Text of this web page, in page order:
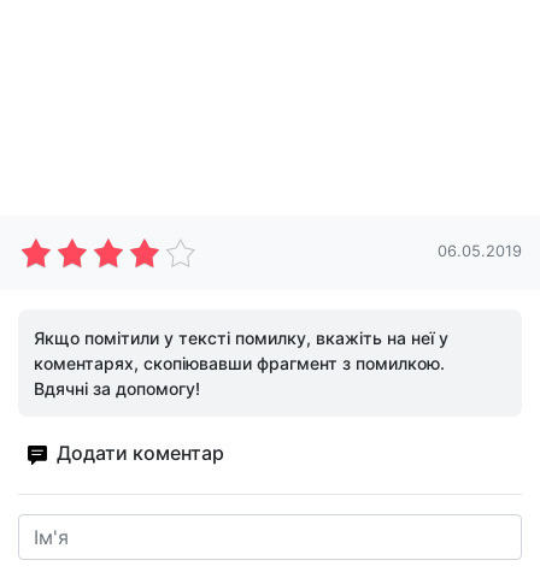
06.05.2019
Якщо помітили у тексті помилку, вкажіть на неї у
коментарях, скопіювавши фрагмент з помилкою.
Вдячні за допомогу!
Додати коментар